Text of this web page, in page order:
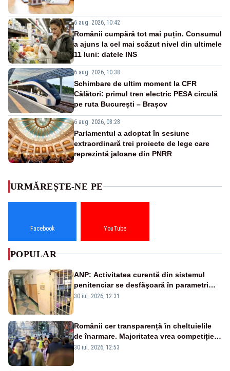
6 aug. 2026, 10:42
Românii cumpără tot mai puțin. Consumul
a ajuns la cel mai scăzut nivel din ultimele
11 luni: datele INS
6 aug. 2026, 10:38
Schimbare de ultim moment la CFR
Călători: primul tren electric PESA circulă
pe ruta București – Brașov
6 aug. 2026, 08:28
Parlamentul a adoptat în sesiune
extraordinară trei proiecte de lege care
reprezintă jaloane din PNRR
URMĂREȘTE-NE PE
Facebook YouTube
POPULAR
ANP: Activitatea curentă din sistemul
penitenciar se desfăşoară în parametri
normali
30 iul. 2026, 12:31
Românii cer transparență în cheltuielile
de înarmare. Majoritatea vrea competiție
reală și industrie locală – SONDAJ
30 iul. 2026, 12:53